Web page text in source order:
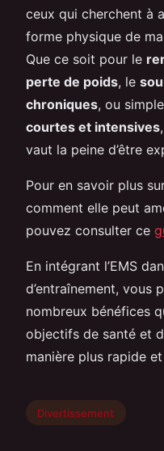
ceux qui cherchent à
forme physique de
Que ce soit pour le
perte de poids, le
chroniques, ou
courtes et intensives
vaut la peine d’être
Pour en savoir plus
comment elle peut
pouvez consulter ce
En intégrant l’EMS
d’entraînement, vous
nombreux bénéfices
objectifs de santé et
manière plus rapide
Divertissement